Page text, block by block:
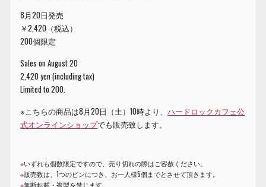
8月20日発売
￥2,420（税込）
200個限定
Sales on August 20
2,420 yen (including tax)
Limited to 200.
※こちらの商品は8月20日（土）10時より、ハードロックカフェ公
式オンラインショップでも販売致します。
※いずれも個数限定ですので、売り切れの際はご容赦ください。
※販売数は、1つのピンにつき、お一人様5個までとさせて頂きます。
※無断転載・複製を禁じます。